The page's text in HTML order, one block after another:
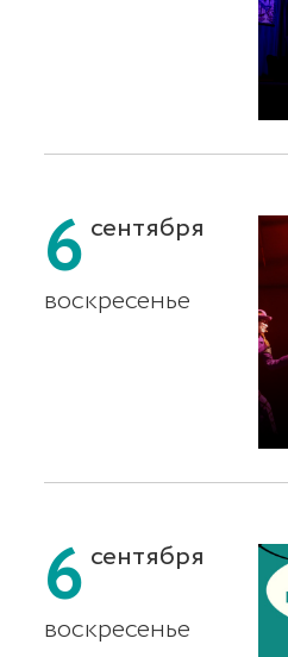
6 сентября
воскресенье
6 сентября
воскресенье